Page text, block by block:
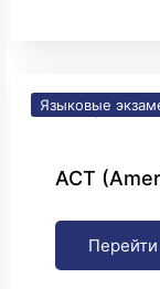
Языковые
ACT
Перейти